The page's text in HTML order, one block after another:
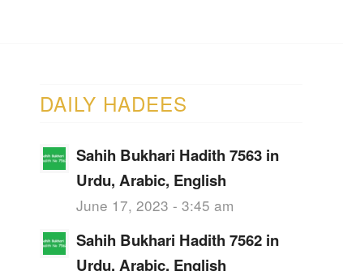
DAILY HADEES
Sahih Bukhari Hadith 7563 in
Urdu, Arabic, English
June 17, 2023 - 3:45 am
Sahih Bukhari Hadith 7562 in
Urdu, Arabic, English